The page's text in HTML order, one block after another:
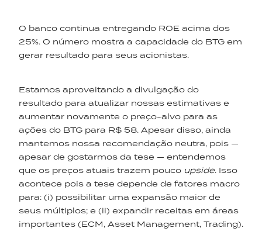
O banco continua entregando ROE acima dos
25%. O número mostra a capacidade do BTG em
gerar resultado para seus acionistas.
Estamos aproveitando a divulgação do
resultado para atualizar nossas estimativas e
aumentar novamente o preço-alvo para as
ações do BTG para R$ 58. Apesar disso, ainda
mantemos nossa recomendação neutra, pois —
apesar de gostarmos da tese — entendemos
que os preços atuais trazem pouco upside. Isso
acontece pois a tese depende de fatores macro
para: (i) possibilitar uma expansão maior de
seus múltiplos; e (ii) expandir receitas em áreas
importantes (ECM, Asset Management, Trading).